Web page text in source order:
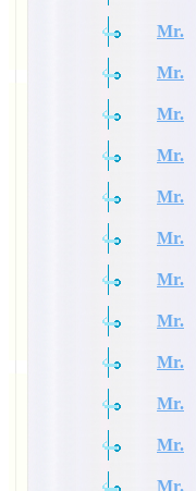
Mr.
Mr.
Mr.
Mr.
Mr.
Mr.
Mr.
Mr.
Mr.
Mr.
Mr.
Mr.